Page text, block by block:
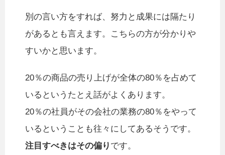
別の言い方をすれば、努力と成果には隔たり
があるとも言えます。こちらの方が分かりや
すいかと思います。
20％の商品の売り上げが全体の80％を占めて
いるというたとえ話がよくあります。
20％の社員がその会社の業務の80％をやって
いるということも往々にしてあるそうです。
注目すべきはその偏り です。